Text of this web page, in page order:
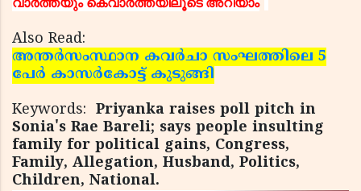
Also Read:
അന്തര്‍സംസ്ഥാന കവര്‍ചാ സംഘത്തിലെ 5
പേര്‍ കാസര്‍കോട്ട് കുടുങ്ങി
Keywords: Priyanka raises poll pitch in
Sonia's Rae Bareli; says people insulting
family for political gains, Congress,
Family, Allegation, Husband, Politics,
Children, National.